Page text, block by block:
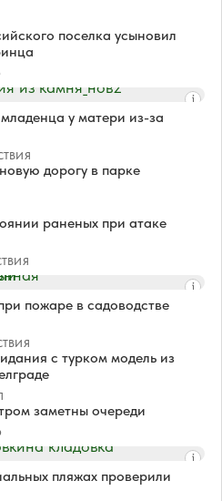
поселка усыновил
у матери из-за
дорогу в парке
раненых при атаке
пожаре в садоводстве
с турком модель из
заметны очереди
пляжах проверили